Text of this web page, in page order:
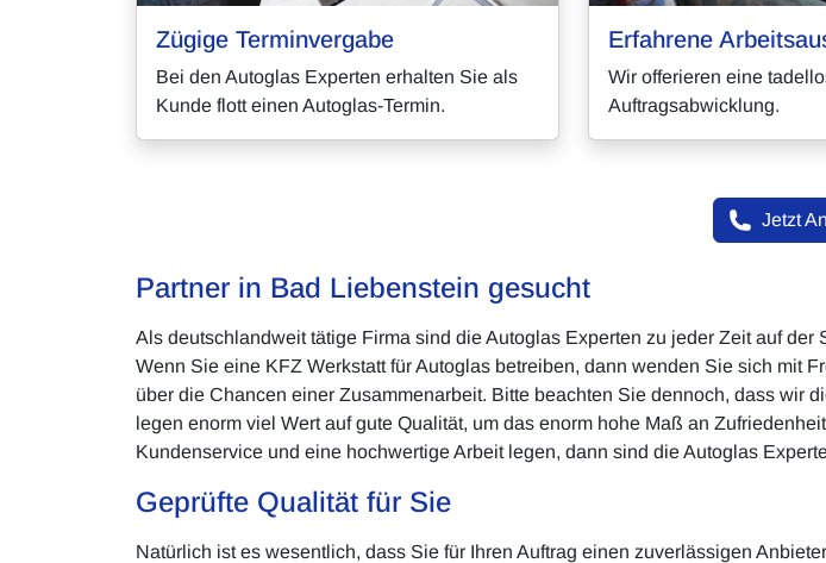
Zügige Terminvergabe
Bei den Autoglas Experten erhalten Sie als
Kunde flott einen Autoglas-Termin.
Erfahrene
Wir offerieren eine
Auftragsabwicklung.
Jetzt
Partner in Bad Liebenstein gesucht
Als deutschlandweit tätige Firma sind die Autoglas Experten zu jeder Zeit auf
Wenn Sie eine KFZ Werkstatt für Autoglas betreiben, dann wenden Sie sich mit
über die Chancen einer Zusammenarbeit. Bitte beachten Sie dennoch, dass wir
legen enorm viel Wert auf gute Qualität, um das enorm hohe Maß an
Kundenservice und eine hochwertige Arbeit legen, dann sind die Autoglas
Geprüfte Qualität für Sie
Natürlich ist es wesentlich, dass Sie für Ihren Auftrag einen zuverlässigen